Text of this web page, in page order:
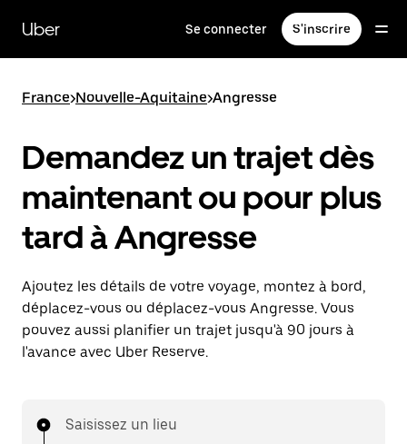
contenu
principal
Uber Se connecter S'inscrire
France>Nouvelle-Aquitaine>Angresse
Demandez un trajet dès
maintenant ou pour plus
tard à Angresse
Ajoutez les détails de votre voyage, montez à bord,
déplacez-vous ou déplacez-vous Angresse. Vous
pouvez aussi planifier un trajet jusqu'à 90 jours à
l'avance avec Uber Reserve.
Saisissez un lieu